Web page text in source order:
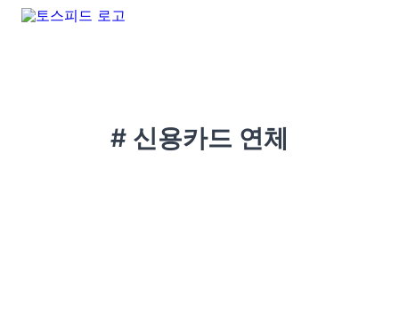
# 신용카드 연체